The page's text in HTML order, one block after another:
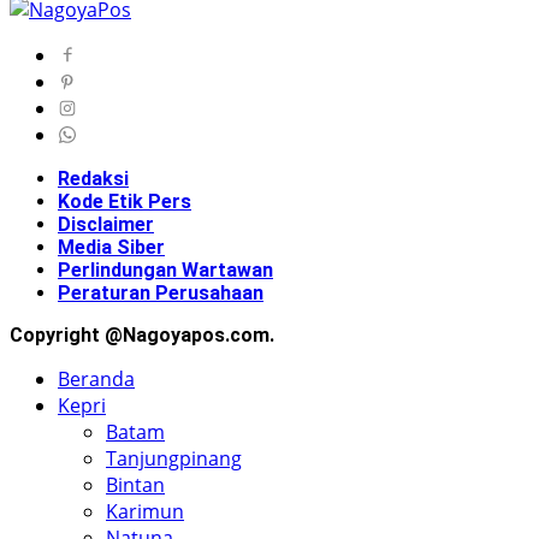
Redaksi
Kode Etik Pers
Disclaimer
Media Siber
Perlindungan Wartawan
Peraturan Perusahaan
Copyright @Nagoyapos.com.
Beranda
Kepri
Batam
Tanjungpinang
Bintan
Karimun